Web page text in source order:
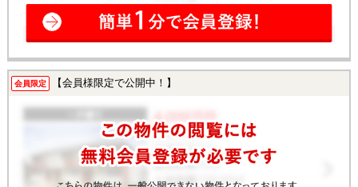
会員限定 【会員様限定で公開中！】